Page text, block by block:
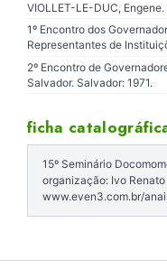
VIOLLET-LE-DUC,
1º Encontro dos
Representantes de
2º Encontro de
Salvador. Salvador: 1971.
ficha
15º Seminário
organização: Ivo
www.even3.com.br/